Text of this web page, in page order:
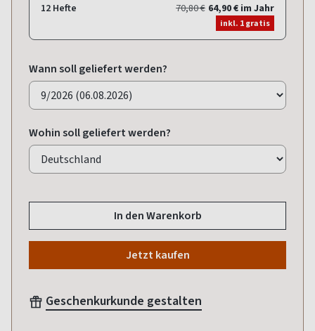
12 Hefte 70,80 € 64,90 € im Jahr
inkl. 1 gratis
Wann soll geliefert werden?
Wohin soll geliefert werden?
In den Warenkorb
Jetzt kaufen
Geschenkurkunde gestalten